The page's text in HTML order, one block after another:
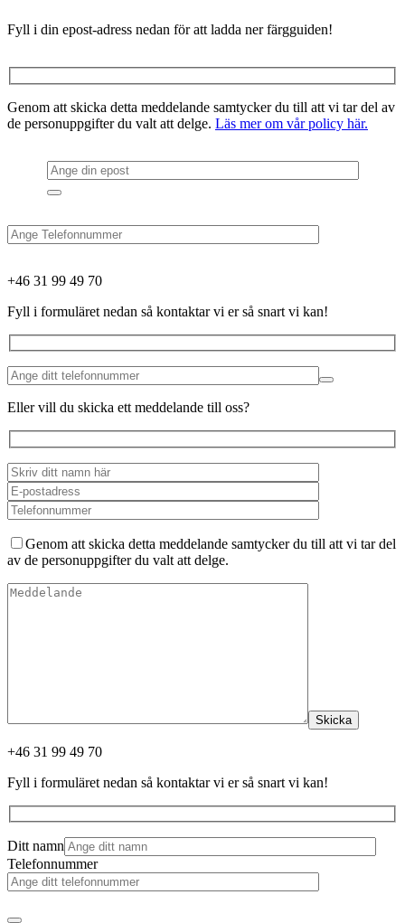
Fyll i din epost-adress nedan för att ladda ner färgguiden!
Genom att skicka detta meddelande samtycker du till att vi tar del av
de personuppgifter du valt att delge. Läs mer om vår policy här.
+46 31 99 49 70
Fyll i formuläret nedan så kontaktar vi er så snart vi kan!
Eller vill du skicka ett meddelande till oss?
Genom att skicka detta meddelande samtycker du till att vi tar del
av de personuppgifter du valt att delge.
Skicka
+46 31 99 49 70
Fyll i formuläret nedan så kontaktar vi er så snart vi kan!
Ditt namn
Telefonnummer